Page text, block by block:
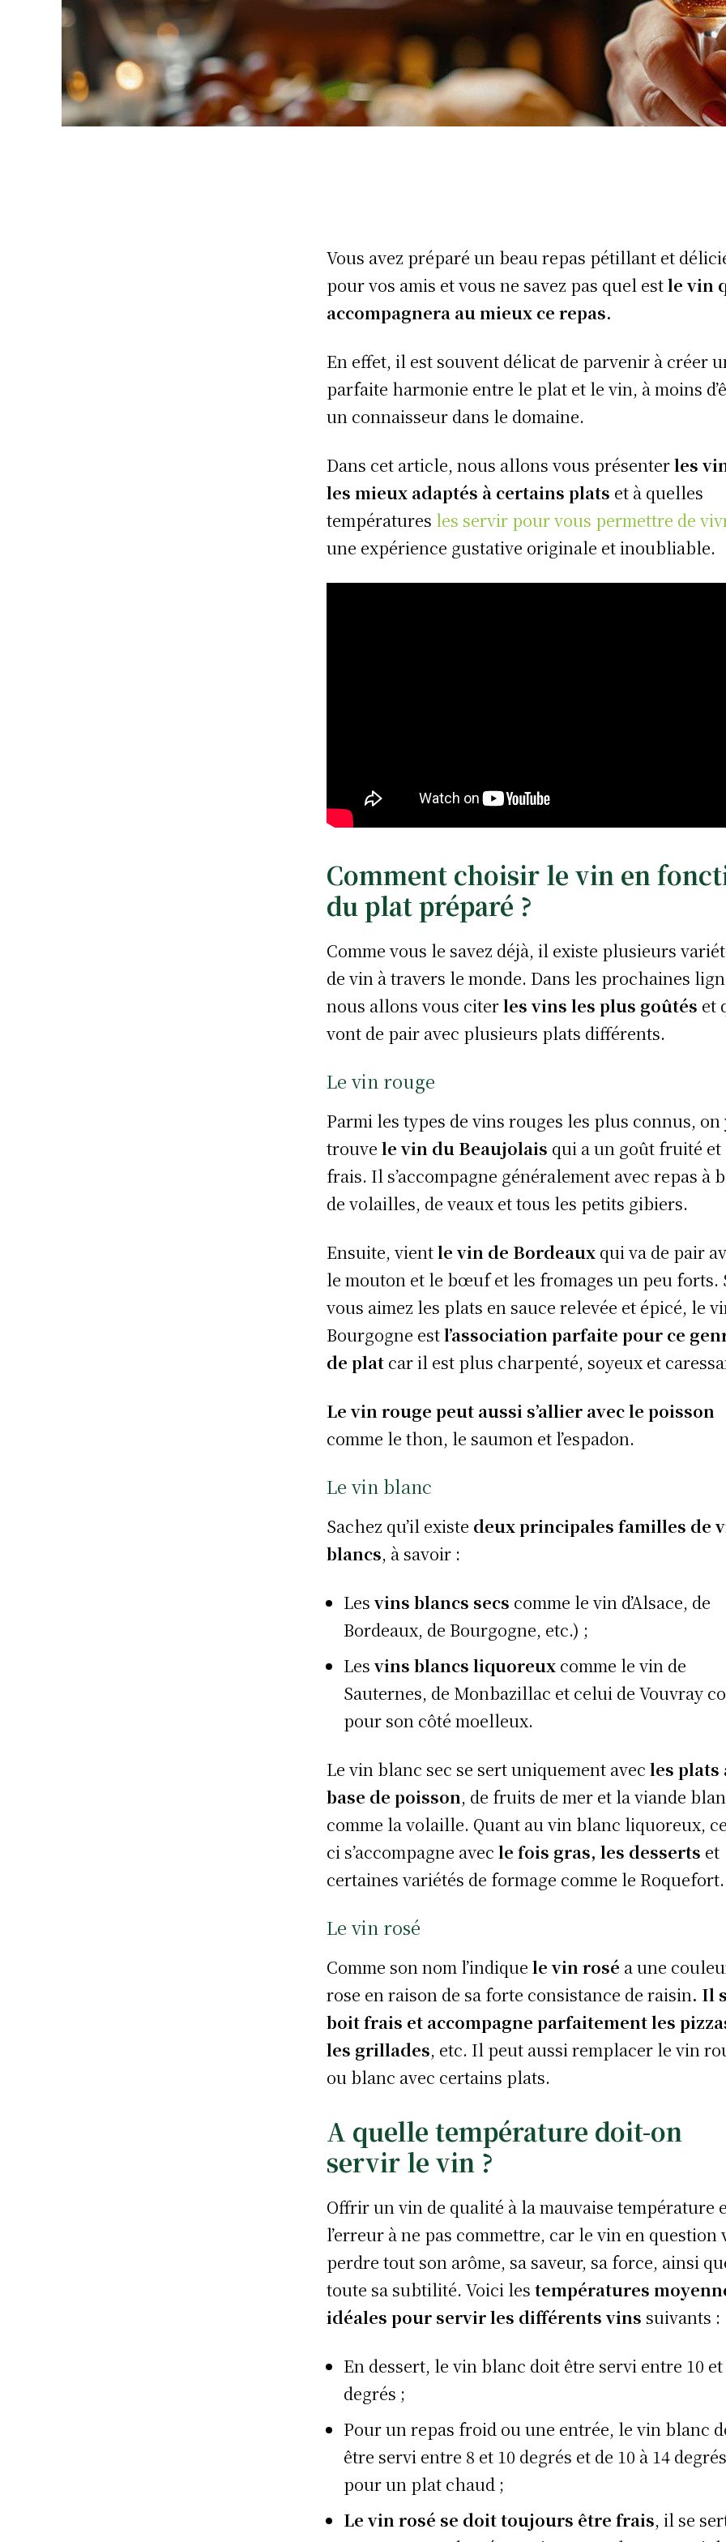
Vous avez préparé un beau repas pétillant et
pour vos amis et vous ne savez pas quel estle vin
accompagnera au mieux ce repas.
En effet, il est souvent délicat de parvenir à créer
parfaite harmonie entre le plat et le vin, à moins
un connaisseur dans le domaine.
Dans cet article, nous allons vous présenterles
les mieux adaptés à certainsplats et à quelles
températures les servir pour vous permettre de
une expérience gustative originale et inoubliable.
Comment choisir le vin en
du plat préparé ?
Comme vous le savez déjà, il existe plusieurs
de vin à travers le monde. Dans les prochaines
nous allons vous citerles vins les plus goûtés et
vont de pair avec plusieurs plats différents.
Le vin rouge
Parmi les types de vins rouges les plus connus, on
trouvele vin du Beaujolais qui a un goût fruité et
frais. Il s’accompagne généralement avec repas à
de volailles, de veaux et tous les petits gibiers.
Ensuite, vientle vin de Bordeaux qui va de pair
le mouton et le bœuf et les fromages un peu forts.
vous aimez les plats en sauce relevée et épicé, le
Bourgogne estl’association parfaite pour ce
de plat car il est plus charpenté, soyeux et
Le vin rouge peut aussi s’allier avec le poisson
comme le thon, le saumon et l’espadon.
Le vin blanc
Sachez qu’il existe deux principales familles de
blancs, à savoir :
Lesvins blancs secs comme le vin d’Alsace, de
Bordeaux, de Bourgogne, etc.) ;
Lesvins blancs liquoreux comme le vin de
Sauternes, de Monbazillac et celui de Vouvray
pour son côté moelleux.
Le vin blanc sec se sert uniquement avec les plats
base de poisson, de fruits de mer et la viande
comme la volaille. Quant au vin blanc liquoreux,
ci s’accompagne avecle fois gras, les desserts et
certaines variétés de formage comme le Roquefort.
Le vin rosé
Comme son nom l’indiquele vin rosé a une
rose en raison de sa forte consistance de raisin. Il
boit frais et accompagne parfaitement les
les grillades, etc. Il peut aussi remplacer le vin
ou blanc avec certains plats.
A quelle température doit-on
servir le vin ?
Offrir un vin de qualité à la mauvaise température
l’erreur à ne pas commettre, car le vin en question
perdre tout son arôme, sa saveur, sa force, ainsi
toute sa subtilité. Voici les températures
idéales pour servir les différents vins suivants :
En dessert, le vin blanc doit être servi entre 10 et
degrés ;
Pour un repas froid ou une entrée, le vin blanc
être servi entre 8 et 10 degrés et de 10 à 14 degrés
pour un plat chaud ;
Le vin rosé se doit toujours être frais, il se